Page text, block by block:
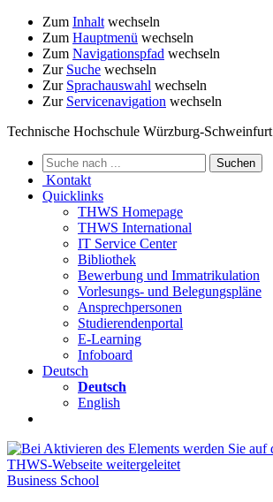
Zum Inhalt wechseln
Zum Hauptmenü wechseln
Zum Navigationspfad wechseln
Zur Suche wechseln
Zur Sprachauswahl wechseln
Zur Servicenavigation wechseln
Technische Hochschule Würzburg-Schweinfurt
Kontakt
Quicklinks
THWS Homepage
THWS International
IT Service Center
Bibliothek
Bewerbung und Immatrikulation
Vorlesungs- und Belegungspläne
Ansprechpersonen
Studierendenportal
E-Learning
Infoboard
Deutsch
Deutsch
English
Business School